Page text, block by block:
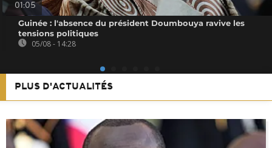
01:05
Guinée : l'absence du président Doumbouya ravive les
tensions politiques
05/08 - 14:28
PLUS D'ACTUALITÉS